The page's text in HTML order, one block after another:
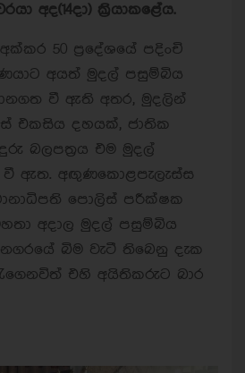
අද(14දා) ක්‍රියාකළේය.
50 ප්‍රදේශයේ පදිංචි
අයත් මුදල් පසුම්බිය
වී ඇති අතර, මුදලින්
එකසිය දහයක්, ජාතික
බලපත්‍රය එම මුදල්
ඇත. අඟුණකොළපැලැස්ස
පොලිස් පරීක්ෂක
අදාල මුදල් පසුම්බිය
බිම වැටී තිබෙනු දැක
එහි අයිතිකරුට බාර